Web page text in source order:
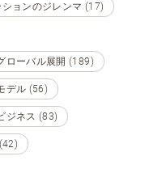
ョンのジレンマ (17)
ローバル展開 (189)
デル (56)
ジネス (83)